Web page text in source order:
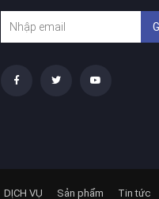
DỊCH VỤ Sản phẩm Tin tức